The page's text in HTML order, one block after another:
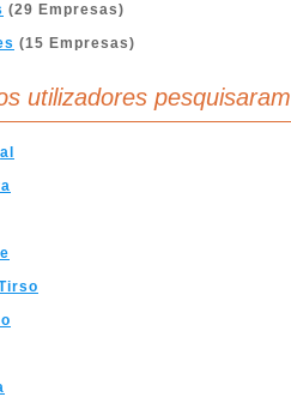
(29 Empresas)
(15 Empresas)
utilizadores pesquisaram